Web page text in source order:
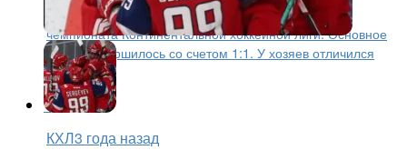
московский ЦСКА в очередном матче регулярного
чемпионата Континентальной хоккейной лиги. Основное
время завершилось со счетом 1:1. У хозяев отличился
Рушан...
КХЛ3 года назад